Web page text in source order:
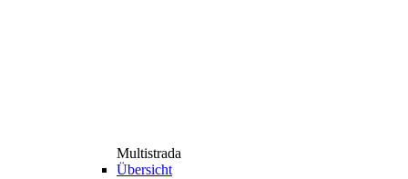
Multistrada
Übersicht